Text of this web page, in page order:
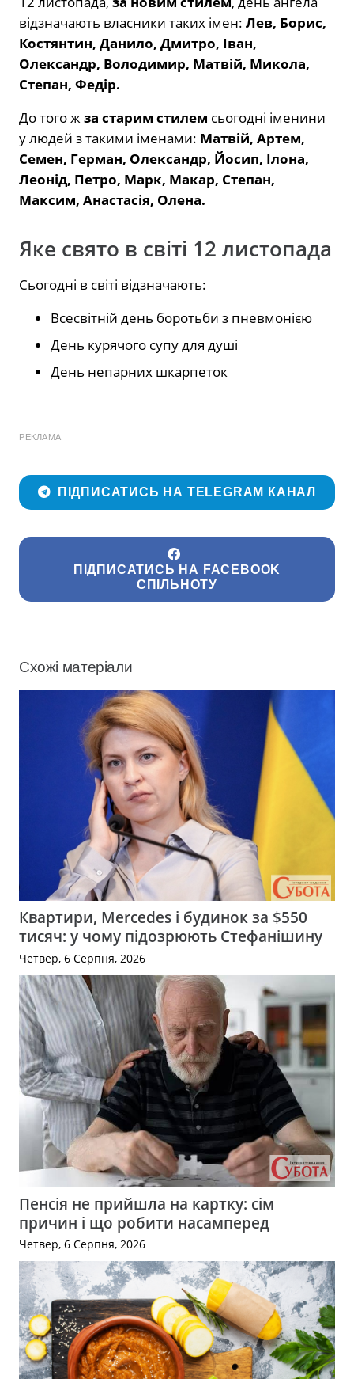
відзначають власники таких імен: Лев, Борис,
Костянтин, Данило, Дмитро, Іван,
Олександр, Володимир, Матвій, Микола,
Степан, Федір.
До того жза старим стилем сьогодні іменини
у людей з такими іменами: Матвій, Артем,
Семен, Герман, Олександр, Йосип, Ілона,
Леонід, Петро, Марк, Макар, Степан,
Максим, Анастасія, Олена.
Яке свято в світі 12 листопада
Сьогодні в світі відзначають:
Всесвітній день боротьби з пневмонією
День курячого супу для душі
День непарних шкарпеток
РЕКЛАМА
ПІДПИСАТИСЬ НА TELEGRAM КАНАЛ
ПІДПИСАТИСЬ НА FACEBOOK
СПІЛЬНОТУ
Схожі матеріали
Квартири, Mercedes і будинок за $550
тисяч: у чому підозрюють Стефанішину
Четвер, 6 Серпня, 2026
Пенсія не прийшла на картку: сім
причин і що робити насамперед
Четвер, 6 Серпня, 2026